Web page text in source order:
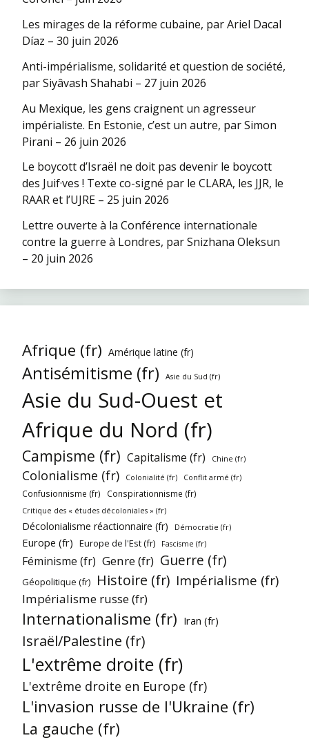
Les mirages de la réforme cubaine, par Ariel Dacal
Díaz – 30 juin 2026
Anti-impérialisme, solidarité et question de société,
par Siyâvash Shahabi – 27 juin 2026
Au Mexique, les gens craignent un agresseur
impérialiste. En Estonie, c’est un autre, par Simon
Pirani – 26 juin 2026
Le boycott d’Israël ne doit pas devenir le boycott
des Juif·ves ! Texte co-signé par le CLARA, les JJR, le
RAAR et l’UJRE – 25 juin 2026
Lettre ouverte à la Conférence internationale
contre la guerre à Londres, par Snizhana Oleksun
– 20 juin 2026
Afrique (fr) Amérique latine (fr)
Antisémitisme (fr) Asie du Sud (fr)
Asie du Sud-Ouest et
Afrique du Nord (fr)
Campisme (fr) Capitalisme (fr) Chine (fr)
Colonialisme (fr) Colonialité (fr) Conflit armé (fr)
Confusionnisme (fr) Conspirationnisme (fr)
Critique des « études décoloniales » (fr)
Décolonialisme réactionnaire (fr) Démocratie (fr)
Europe (fr) Europe de l'Est (fr) Fascisme (fr)
Féminisme (fr) Genre (fr) Guerre (fr)
Géopolitique (fr) Histoire (fr) Impérialisme (fr)
Impérialisme russe (fr)
Internationalisme (fr) Iran (fr)
Israël/Palestine (fr)
L'extrême droite (fr)
L'extrême droite en Europe (fr)
L'invasion russe de l'Ukraine (fr)
La gauche (fr)